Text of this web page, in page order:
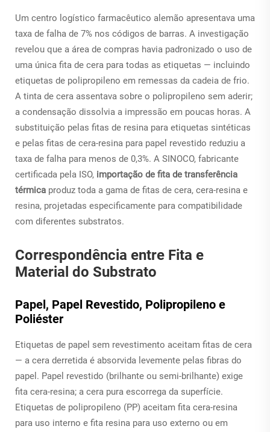
Um centro logístico farmacêutico alemão apresentava uma
taxa de falha de 7% nos códigos de barras. A investigação
revelou que a área de compras havia padronizado o uso de
uma única fita de cera para todas as etiquetas — incluindo
etiquetas de polipropileno em remessas da cadeia de frio.
A tinta de cera assentava sobre o polipropileno sem aderir;
a condensação dissolvia a impressão em poucas horas. A
substituição pelas fitas de resina para etiquetas sintéticas
e pelas fitas de cera-resina para papel revestido reduziu a
taxa de falha para menos de 0,3%. A SINOCO, fabricante
certificada pela ISO, importação de fita de transferência
térmica produz toda a gama de fitas de cera, cera-resina e
resina, projetadas especificamente para compatibilidade
com diferentes substratos.
Correspondência entre Fita e
Material do Substrato
Papel, Papel Revestido, Polipropileno e
Poliéster
Etiquetas de papel sem revestimento aceitam fitas de cera
— a cera derretida é absorvida levemente pelas fibras do
papel. Papel revestido (brilhante ou semi-brilhante) exige
fita cera-resina; a cera pura escorrega da superfície.
Etiquetas de polipropileno (PP) aceitam fita cera-resina
para uso interno e fita resina para uso externo ou em